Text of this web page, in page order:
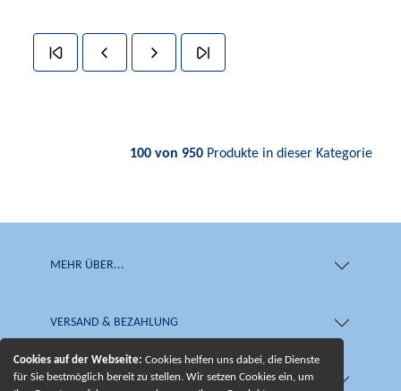
Cookies auf der Webseite:Cookies helfen uns dabei, die Dienste
für Sie bestmöglich bereit zu stellen. Wir setzen Cookies ein, um
100 von 950 Produkte in dieser Kategorie
MEHR ÜBER...
VERSAND & BEZAHLUNG
WIR BIETEN IHNEN